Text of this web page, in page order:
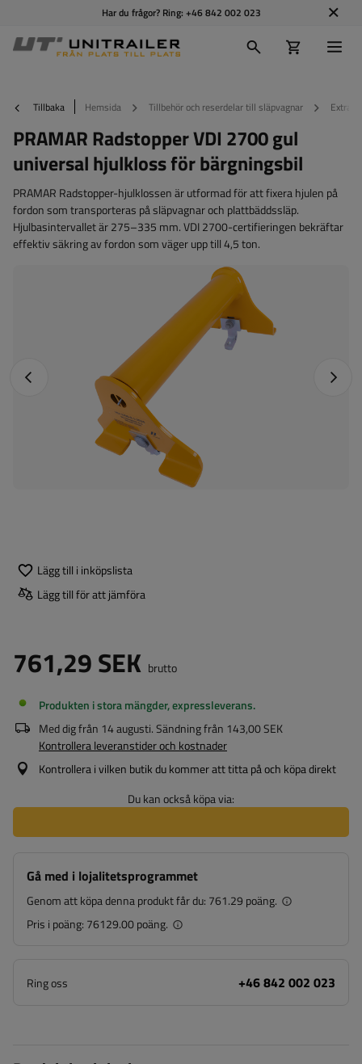
Har du frågor? Ring: +46 842 002 023
Tillbaka Hemsida Tillbehör och reserdelar till släpvagnar
PRAMAR Radstopper VDI 2700 gul
universal hjulkloss för bärgningsbil
PRAMAR Radstopper-hjulklossen är utformad för att fixera hjulen på
fordon som transporteras på släpvagnar och plattbäddssläp.
Hjulbasintervallet är 275–335 mm. VDI 2700-certifieringen bekräftar
effektiv säkring av fordon som väger upp till 4,5 ton.
Föregående foto Nästa
Lägg till i inköpslista
Lägg till för att jämföra
761,29 SEK brutto
Produkten i stora mängder, expressleverans
Med dig från 14 augusti. Sändning från 143,00 SEK
Kontrollera leveranstider och kostnader
Kontrollera i vilken butik du kommer att titta på och köpa direkt
Du kan också köpa via:
Gå med i lojalitetsprogrammet
Genom att köpa denna produkt får du: 761.29 poäng.
Pris i poäng: 76129.00 poäng.
Ring oss +46 842 002 023